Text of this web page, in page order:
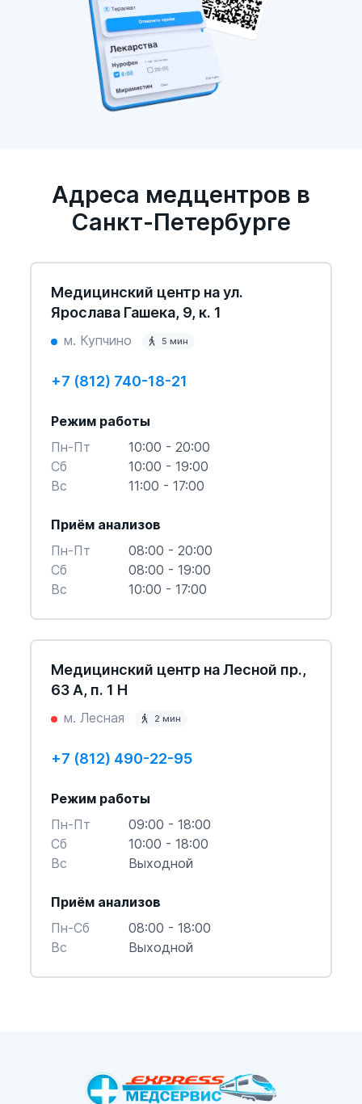
Адреса медцентров в
Санкт-Петербурге
Медицинский центр на ул.
Ярослава Гашека, 9, к. 1
м. Купчино 5 мин
+7 (812) 740-18-21
Режим работы
Пн-Пт
10:00 - 20:00
Cб
10:00 - 19:00
Вс
11:00 - 17:00
Приём анализов
Пн-Пт
08:00 - 20:00
Cб
08:00 - 19:00
Вс
10:00 - 17:00
Медицинский центр на Лесной пр.,
63 А, п. 1 Н
м. Лесная 2 мин
+7 (812) 490-22-95
Режим работы
Пн-Пт
09:00 - 18:00
Cб
10:00 - 18:00
Вс
Выходной
Приём анализов
Пн-Cб
08:00 - 18:00
Вс
Выходной